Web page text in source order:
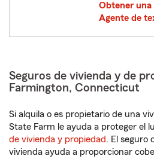
Obtener una
Agente de
Seguros de vivienda y de
Farmington, Connecticut
Si alquila o es propietario de una
State Farm le ayuda a proteger el
de vivienda y propiedad. El seguro
vivienda ayuda a proporcionar